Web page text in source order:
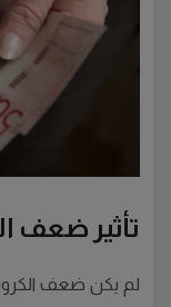
تأثير ضعف
لم يكن ضعف